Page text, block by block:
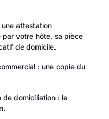
attestation
par votre hôte, sa pièce
de domicile.
: une copie du
de domiciliation : le